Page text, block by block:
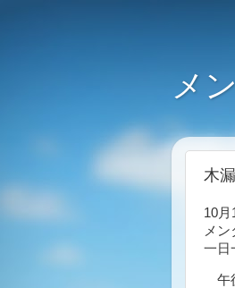
メ
木
10月
メ
一日
午